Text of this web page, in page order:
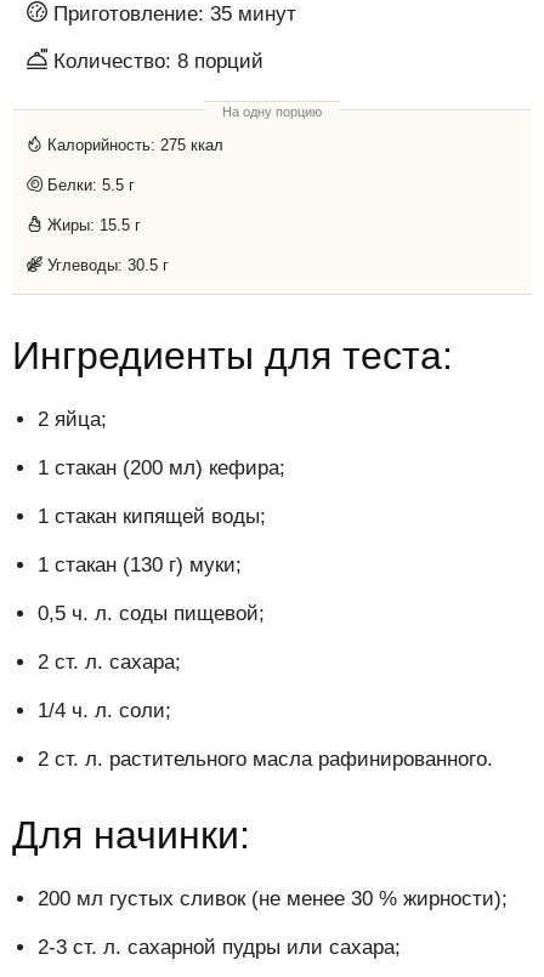
Приготовление: 35 минут
Количество: 8 порций
На одну порцию
Калорийность: 275 ккал
Белки: 5.5 г
Жиры: 15.5 г
Углеводы: 30.5 г
Ингредиенты для теста:
2 яйца;
1 стакан (200 мл) кефира;
1 стакан кипящей воды;
1 стакан (130 г) муки;
0,5 ч. л. соды пищевой;
2 ст. л. сахара;
1/4 ч. л. соли;
2 ст. л. растительного масла рафинированного.
Для начинки:
200 мл густых сливок (не менее 30 % жирности);
2-3 ст. л. сахарной пудры или сахара;